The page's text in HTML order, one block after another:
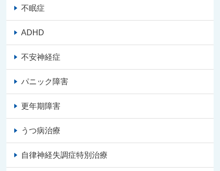
不眠症
ADHD
不安神経症
パニック障害
更年期障害
うつ病治療
自律神経失調症特別治療